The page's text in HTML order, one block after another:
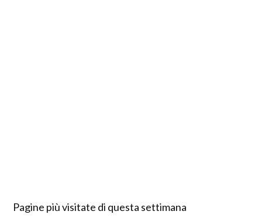
Pagine più visitate di questa settimana